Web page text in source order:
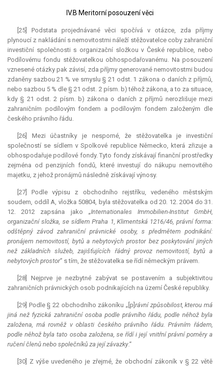
IV.B Meritorní posouzení věci
[25] Podstata projednávané věci spočívá v otázce, zda příjmy
plynoucí z nakládání s nemovitostmi náleží stěžovatelce coby zahraniční
investiční společnosti s organizační složkou v České republice, nebo
Podílovému fondu stěžovatelkou obhospodařovanému. Na posouzení
vznesené otázky pak závisí, zda příjmy generované nemovitostmi budou
zdaněny sazbou 21 % ve smyslu § 21 odst. 1 zákona o daních z příjmů,
nebo sazbou 5 % dle § 21 odst. 2 písm. b) téhož zákona, a to za situace,
kdy § 21 odst. 2 písm. b) zákona o daních z příjmů nerozlišuje mezi
zahraničním podílovým fondem a podílovým fondem založeným dle
českého právního řádu.
[26] Mezi účastníky je nesporné, že stěžovatelka je investiční
společností se sídlem v Spolkové republice Německo, která zřizuje a
obhospodařuje podílové fondy. Tyto fondy získávají finanční prostředky
zejména od penzijních fondů, které investují do nákupu nemovitého
majetku, z jehož pronájmů následně získávají výnosy.
[27] Podle výpisu z obchodního rejstříku, vedeného městským
soudem, oddíl A, vložka 50804, byla stěžovatelka od 20. 12. 2004 do 31.
12. 2012 zapsána jako „Internationales Immobilien-Institut GmbH,
organizační složka, se sídlem Praha 1, Klimentská 1216/46, právní forma:
odštěpný závod zahraniční právnické osoby, s předmětem podnikání:
pronájem nemovitostí, bytů a nebytových prostor bez poskytování jiných
než základních služeb, zajišťujících řádný provoz nemovitostí, bytů a
nebytových prostor“ s tím, že stěžovatelka se řídí německým právem.
[28] Nejprve je nezbytné zabývat se postavením a subjektivitou
zahraničních právnických osob podnikajících na území České republiky.
[29] Podle § 22 obchodního zákoníku „[p] rávní způsobilost, kterou má
jiná než fyzická zahraniční osoba podle právního řádu, podle něhož byla
založena, má rovněž v oblasti českého právního řádu. Právním řádem,
podle něhož byla tato osoba založena, se řídí i její vnitřní právní poměry a
ručení členů nebo společníků za její závazky.“
[30] Z výše uvedeného je zřejmé, že obchodní zákoník v § 22 větě